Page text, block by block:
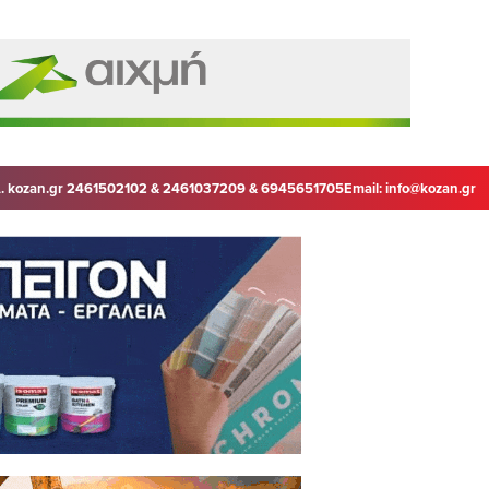
kozan.gr 2461502102 & 2461037209 & 6945651705Email:info@kozan.gr